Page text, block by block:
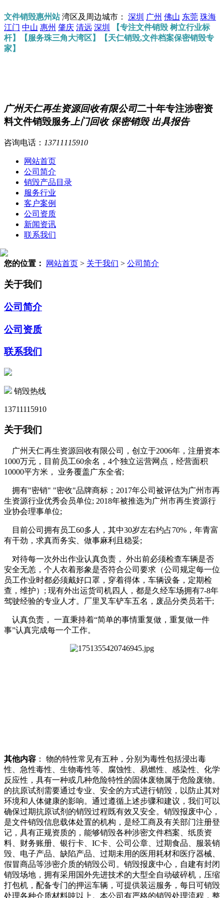
文件销毁惠州站湾区及周边城市： 深圳 广州 佛山 东莞 珠海
江门 中山 惠州 肇庆 清远 深圳
【专注文件销毁 树立行业标
杆】【服务珠三角大湾区】【天仁销毁,文件档案保密销毁专
家】
广州天仁再生资源回收有限公司二十年专注涉密资
料文件销毁服务 上门回收 保密销毁 出具报告
咨询电话： 13711115910
网站首页
公司简介
销毁产品目录
服务行业
客户案例
公司资质
新闻资讯
联系我们
您的位置： 网站首页 > 关于我们 > 公司简介
关于我们
公司简介
公司资质
联系我们
销毁热线
13711115910
关于我们
广州天仁再生资源回收有限公司，创立于2006年，注册资本
1000万元，目前员工60余名，4个独立运营网点，经营面积
10000平方米， 业务覆盖广东全省;
拥有"密销" "密收"品牌商标；2017年公司被评估为广州市再
生资源行业优秀会员单位; 2018年被推选为广州市再生资源行
业协会理事单位;
目前公司拥有员工60多人，其中30岁左右约占70%，年青富
有干劲，求真而务实、做事麻利且稳妥;
对待每一次外出作业认真负责， 外出前必须检查车辆是否
安全无恙，个人衣着形象是否符合公司要求（公司规定每一位
员工作业时都必须戴好口罩，穿着得体，车辆设备，定期检
查，维护）; 现有外出运货司机四人，都是久经车场拥有7-8年
驾驶经验的专业人才。厂里叉车铲车五名，废品分类员若干;
认真负责， 一直秉持着“简单的事情重复做，重复做一件
事”认真完成每一个工作。
其他内容 ： 物的特性常见有五种，分别为毒性包括浸出毒
性、急性毒性、生物毒性等、腐蚀性、易燃性、感染性、化学
反应性，具有一种或几种危险特性的固体废物属于危险废物。
的抗原试剂需要通过专业、安全的方式进行销毁，以防止其对
环境和人体健康的影响。通过遵循上述步骤和建议，我们可以
确保过期抗原试剂的销毁过程既有效又安全。销毁报废中心，
是文件销毁信息载体处置的机构，是经工商及有关部门注册登
记，具有正规资质的，能够销毁各种涉密文件档案、纸质资
料、财务账册、银行卡、IC卡、公司公章、过期食品、服装销
毁、电子产品、缺陷产品、过期未用的医用耗材和医疗器械、
假冒商品等涉密介质的销毁公司。销毁报废中心，自建有封闭
销毁场地，拥有采用国外先进技术的大型全自动破碎机，压缩
打包机，配备专门的押运车辆，可提供装运服务，每日可销毁
处理各种介质材料吨以上。本公司有严格的销毁处理流程，整